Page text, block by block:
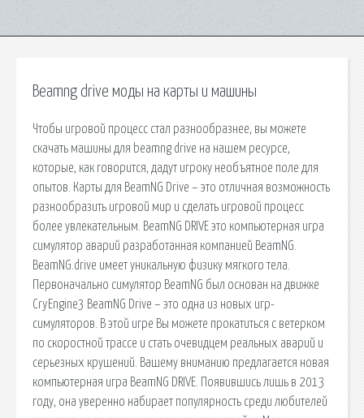
Beamng drive моды на карты и машины
Чтобы игровой процесс стал разнообразнее, вы можете
скачать машины для beamng drive на нашем ресурсе,
которые, как говорится, дадут игроку необъятное поле для
опытов. Карты для BeamNG Drive – это отличная возможность
разнообразить игровой мир и сделать игровой процесс
более увлекательным. BeamNG DRIVE это компьютерная игра
симулятор аварий разработанная компанией BeamNG.
BeamNG.drive имеет уникальную физику мягкого тела.
Первоначально симулятор BeamNG был основан на движке
CryEngine3 BeamNG Drive – это одна из новых игр-
симуляторов. В этой игре Вы можете прокатиться с ветерком
по скоростной трассе и стать очевидцем реальных аварий и
серьезных крушений. Вашему вниманию предлагается новая
компьютерная игра BeamNG DRIVE. Появившись лишь в 2013
году, она уверенно набирает популярность среди любителей